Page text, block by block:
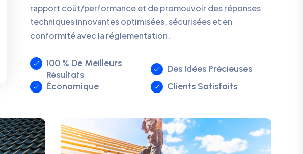
rapport coût/performance et de promouvoir des réponses
techniques innovantes optimisées, sécurisées et en
conformité avec la réglementation.
100 % De Meilleurs
Résultats
Des Idées Précieuses
Économique
Clients Satisfaits